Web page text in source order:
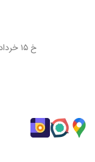
خ ۱۵ خرداد شرقی کوچه موسوی کیانی پلاک ۹۱